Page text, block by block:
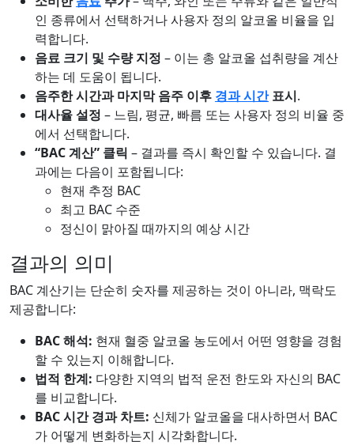
인 종류에서 선택하거나 사용자 정의 알코올 비율을 입
력합니다.
음료 크기 및 수량 지정 – 이는 총 알코올 섭취량을 계산
하는 데 도움이 됩니다.
음주한 시간과 마지막 음주 이후 경과 시간표시.
대사율 설정 – 느림, 평균, 빠름 또는 사용자 정의 비율 중
에서 선택합니다.
“BAC 계산” 클릭 – 결과를 즉시 확인할 수 있습니다. 결
과에는 다음이 포함됩니다:
현재 추정 BAC
최고 BAC 수준
정신이 맑아질 때까지의 예상 시간
결과의 의미
BAC 계산기는 단순히 숫자를 제공하는 것이 아니라, 맥락도
제공합니다:
BAC 해석: 현재 혈중 알코올 농도에서 어떤 영향을 경험
할 수 있는지 이해합니다.
법적 한계: 다양한 지역의 법적 운전 한도와 자신의 BAC
를 비교합니다.
BAC 시간 경과 차트: 신체가 알코올을 대사하면서 BAC
가 어떻게 변화하는지 시각화합니다.